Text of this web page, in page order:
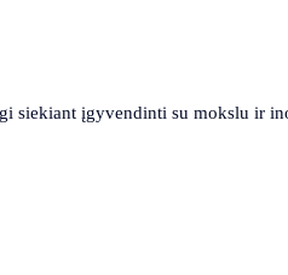
siekiant įgyvendinti su mokslu ir